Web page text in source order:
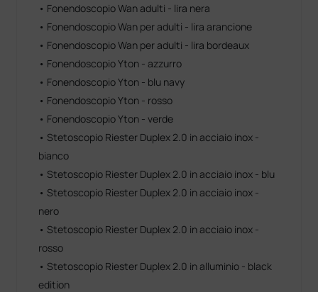
• Fonendoscopio Wan adulti - lira nera
• Fonendoscopio Wan per adulti - lira arancione
• Fonendoscopio Wan per adulti - lira bordeaux
• Fonendoscopio Yton - azzurro
• Fonendoscopio Yton - blu navy
• Fonendoscopio Yton - rosso
• Fonendoscopio Yton - verde
• Stetoscopio Riester Duplex 2.0 in acciaio inox -
bianco
• Stetoscopio Riester Duplex 2.0 in acciaio inox - blu
• Stetoscopio Riester Duplex 2.0 in acciaio inox -
nero
• Stetoscopio Riester Duplex 2.0 in acciaio inox -
rosso
• Stetoscopio Riester Duplex 2.0 in alluminio - black
edition